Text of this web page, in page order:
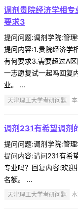
调剂贵院经济学相
要求3
提问问题:调剂学院:管
提问内容:1.贵院经济学
有何要求3.需要超过A
一志愿复试一起吗回复
业。 ...
天津理工大学考研问题
调剂231有希望调剂
提问问题:调剂学院:管
提问内容:请问231有希
专业吗？回复内容:欢迎
名额。 ...
天津理工大学考研问题